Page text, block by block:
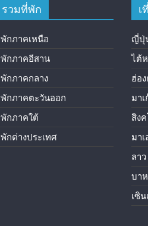
รวมที่พัก
กภาคเหนือ
กภาคอีสาน
กภาคกลาง
กภาคตะวันออก
กภาคใต้
กต่างประเทศ
เ
ญี่ปุ่
ไต้
ฮ่อ
มาเ
สิง
มาเ
ลาว
บา
เซิ